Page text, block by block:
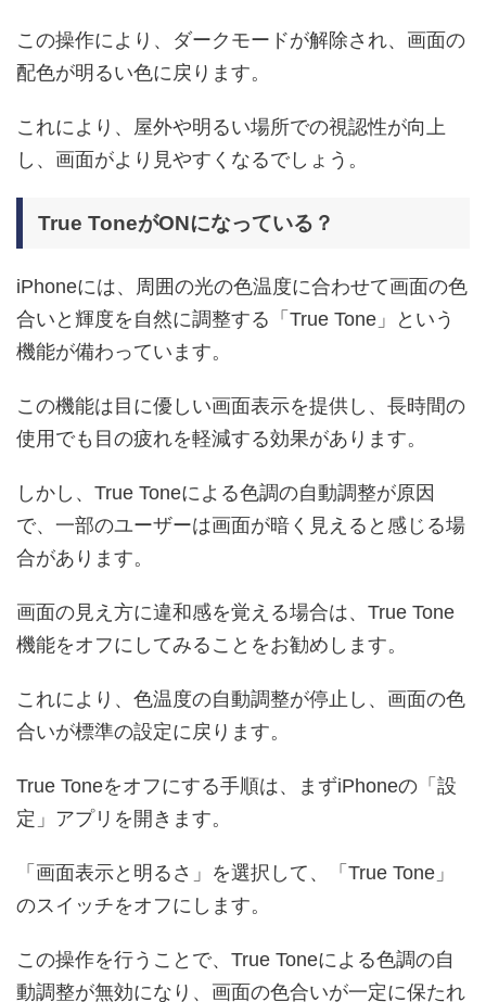
この操作により、ダークモードが解除され、画面の
配色が明るい色に戻ります。
これにより、屋外や明るい場所での視認性が向上
し、画面がより見やすくなるでしょう。
True ToneがONになっている？
iPhoneには、周囲の光の色温度に合わせて画面の色
合いと輝度を自然に調整する「True Tone」という
機能が備わっています。
この機能は目に優しい画面表示を提供し、長時間の
使用でも目の疲れを軽減する効果があります。
しかし、True Toneによる色調の自動調整が原因
で、一部のユーザーは画面が暗く見えると感じる場
合があります。
画面の見え方に違和感を覚える場合は、True Tone
機能をオフにしてみることをお勧めします。
これにより、色温度の自動調整が停止し、画面の色
合いが標準の設定に戻ります。
True Toneをオフにする手順は、まずiPhoneの「設
定」アプリを開きます。
「画面表示と明るさ」を選択して、「True Tone」
のスイッチをオフにします。
この操作を行うことで、True Toneによる色調の自
動調整が無効になり、画面の色合いが一定に保たれ